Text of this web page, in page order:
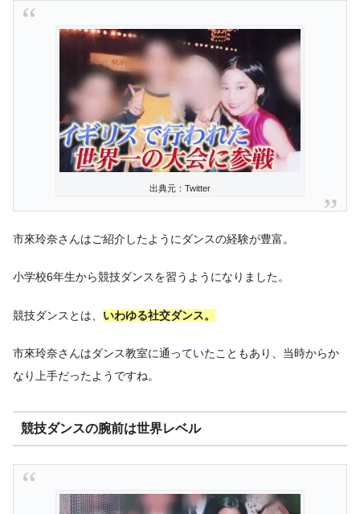
出典元：Twitter
市來玲奈さんはご紹介したようにダンスの経験が豊富。
小学校6年生から競技ダンスを習うようになりました。
競技ダンスとは、 いわゆる社交ダンス。
市來玲奈さんはダンス教室に通っていたこともあり、当時からか
なり上手だったようですね。
競技ダンスの腕前は世界レベル